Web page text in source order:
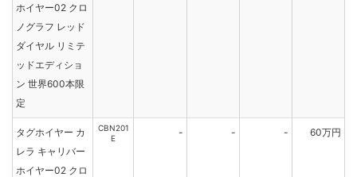
ホイヤー02 クロ
ノグラフ レッド
ダイヤル リミテ
ッドエディショ
ン 世界600本限
定
タグホイヤー カ
レラ キャリバー
ホイヤー02 クロ
CBN201
E
- - - 60万円